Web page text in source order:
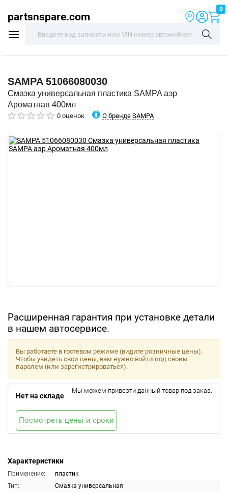
partsnspare.com
0
SAMPA 51066080030
Смазка универсальная пластика SAMPA аэр
Ароматная 400мл
0 оценок О бренде SAMPA
Расширенная гарантия при установке детали
в нашем автосервисе.
Характеристики
Применение:
пластик
Тип:
Смазка универсальная
Вы работаете в гостевом режиме (видите розничные цены).
Чтобы увидеть свои цены, вам нужно войти под своим
паролем (или зарегистрироваться).
Нет на складе
Мы можем привезти данный товар под заказ.
Посмотреть цены и сроки